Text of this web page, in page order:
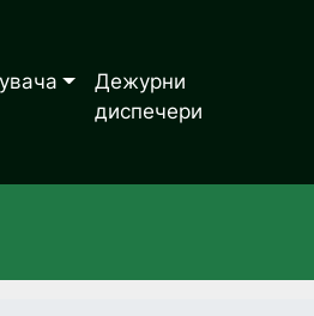
Дежурни
диспечери